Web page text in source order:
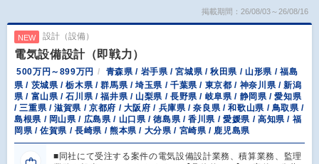
掲載期間：26/08/03～26/08/16
NEW 設計（設備）
電気設備設計（即戦力）
500万円～899万円
青森県 / 岩手県 / 宮城県 / 秋田県 / 山形県 / 福島
県 / 茨城県 / 栃木県 / 群馬県 / 埼玉県 / 千葉県 / 東京都 / 神奈川県 / 新潟
県 / 富山県 / 石川県 / 福井県 / 山梨県 / 長野県 / 岐阜県 / 静岡県 / 愛知県
/ 三重県 / 滋賀県 / 京都府 / 大阪府 / 兵庫県 / 奈良県 / 和歌山県 / 鳥取県 /
島根県 / 岡山県 / 広島県 / 山口県 / 徳島県 / 香川県 / 愛媛県 / 高知県 / 福
岡県 / 佐賀県 / 長崎県 / 熊本県 / 大分県 / 宮崎県 / 鹿児島県
■同社にて受注する案件の電気設備設計業務、積算業務、監理